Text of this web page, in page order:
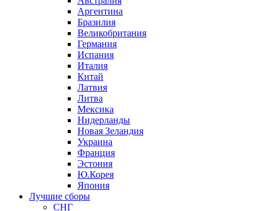
Аргентина
Бразилия
Великобритания
Германия
Испания
Италия
Китай
Латвия
Литва
Мексика
Нидерланды
Новая Зеландия
Украина
Франция
Эстония
Ю.Корея
Япония
Лучшие сборы
СНГ